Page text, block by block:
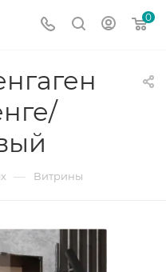
0
— Витрины